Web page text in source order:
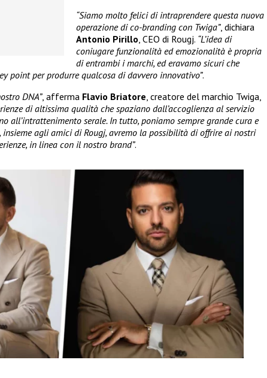
“Siamo molto felici di intraprendere questa nuova
operazione di co-branding con Twiga”, dichiara
Antonio Pirillo , CEO di Rougj. “L’idea di
coniugare funzionalità ed emozionalità è propria
di entrambi i marchi, ed eravamo sicuri che
point per produrre qualcosa di davvero innovativo”.
DNA”, afferma Flavio Briatore , creatore del marchio Twiga,
di altissima qualità che spaziano dall’accoglienza al servizio
all’intrattenimento serale. In tutto, poniamo sempre grande cura e
agli amici di Rougj, avremo la possibilità di offrire ai nostri
in linea con il nostro brand”.